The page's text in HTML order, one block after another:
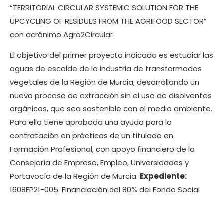
“TERRITORIAL CIRCULAR SYSTEMIC SOLUTION FOR THE
UPCYCLING OF RESIDUES FROM THE AGRIFOOD SECTOR”
con acrónimo Agro2Circular.
El objetivo del primer proyecto indicado es estudiar las
aguas de escalde de la industria de transformados
vegetales de la Región de Murcia, desarrollando un
nuevo proceso de extracción sin el uso de disolventes
orgánicos, que sea sostenible con el medio ambiente.
Para ello tiene aprobada una ayuda para la
contratación en prácticas de un titulado en
Formación Profesional, con apoyo financiero de la
Consejería de Empresa, Empleo, Universidades y
Portavocía de la Región de Murcia. Expediente:
1608FP21-005. Financiación del 80% del Fondo Social